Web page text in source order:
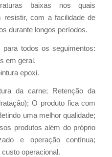
baixas nos quais
resistir, com a facilidade de
durante longos períodos.
todos os seguimentos:
em geral.
epoxi.
da carne; Retenção da
O produto fica com
uma melhor qualidade;
produtos além do próprio
e operação contínua;
operacional.